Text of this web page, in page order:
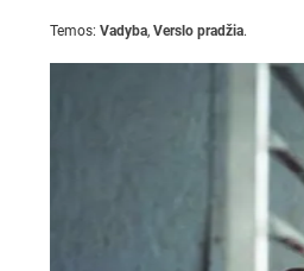
Temos: Vadyba, Verslo pradžia.